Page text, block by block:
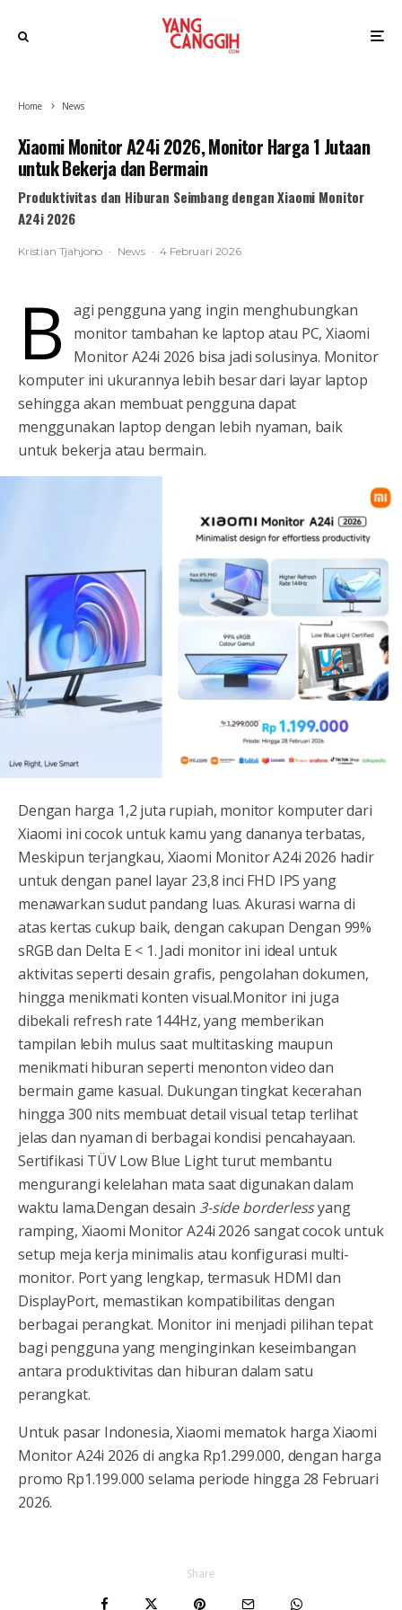
Home News
Xiaomi Monitor A24i 2026, Monitor Harga 1 Jutaan
untuk Bekerja dan Bermain
Produktivitas dan Hiburan Seimbang dengan Xiaomi Monitor
A24i 2026
Kristian Tjahjono · News · 4 Februari 2026
B
agi pengguna yang ingin menghubungkan
monitor tambahan ke laptop atau PC, Xiaomi
Monitor A24i 2026 bisa jadi solusinya. Monitor
komputer ini ukurannya lebih besar dari layar laptop
sehingga akan membuat pengguna dapat
menggunakan laptop dengan lebih nyaman, baik
untuk bekerja atau bermain.
Dengan harga 1,2 juta rupiah, monitor komputer dari
Xiaomi ini cocok untuk kamu yang dananya terbatas,
Meskipun terjangkau, Xiaomi Monitor A24i 2026 hadir
untuk dengan panel layar 23,8 inci FHD IPS yang
menawarkan sudut pandang luas. Akurasi warna di
atas kertas cukup baik, dengan cakupan Dengan 99%
sRGB dan Delta E < 1. Jadi monitor ini ideal untuk
aktivitas seperti desain grafis, pengolahan dokumen,
hingga menikmati konten visual.Monitor ini juga
dibekali refresh rate 144Hz, yang memberikan
tampilan lebih mulus saat multitasking maupun
menikmati hiburan seperti menonton video dan
bermain game kasual. Dukungan tingkat kecerahan
hingga 300 nits membuat detail visual tetap terlihat
jelas dan nyaman di berbagai kondisi pencahayaan.
Sertifikasi TÜV Low Blue Light turut membantu
mengurangi kelelahan mata saat digunakan dalam
waktu lama.Dengan desain 3-side borderlessyang
ramping, Xiaomi Monitor A24i 2026 sangat cocok untuk
setup meja kerja minimalis atau konfigurasi multi-
monitor. Port yang lengkap, termasuk HDMI dan
DisplayPort, memastikan kompatibilitas dengan
berbagai perangkat. Monitor ini menjadi pilihan tepat
bagi pengguna yang menginginkan keseimbangan
antara produktivitas dan hiburan dalam satu
perangkat.
Untuk pasar Indonesia, Xiaomi mematok harga Xiaomi
Monitor A24i 2026 di angka Rp1.299.000, dengan harga
promo Rp1.199.000 selama periode hingga 28 Februari
2026.
Share